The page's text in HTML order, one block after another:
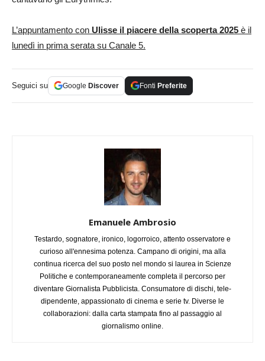
L’appuntamento con Ulisse il piacere della scoperta 2025 è il
lunedì in prima serata su Canale 5.
Seguici su Google Discover Fonti Preferite
Emanuele Ambrosio
Testardo, sognatore, ironico, logorroico, attento osservatore e
curioso all'ennesima potenza. Campano di origini, ma alla
continua ricerca del suo posto nel mondo si laurea in Scienze
Politiche e contemporaneamente completa il percorso per
diventare Giornalista Pubblicista. Consumatore di dischi, tele-
dipendente, appassionato di cinema e serie tv. Diverse le
collaborazioni: dalla carta stampata fino al passaggio al
giornalismo online.